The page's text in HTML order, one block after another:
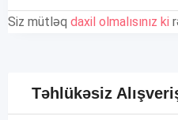
Siz mütləq daxil olmalısınız ki
Təhlükəsiz